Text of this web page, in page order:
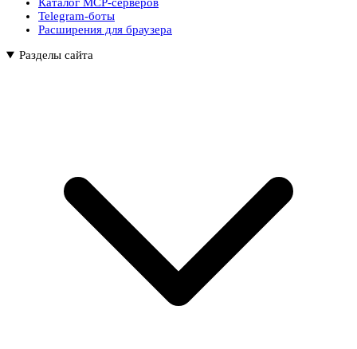
Telegram-боты
Расширения для браузера
Разделы сайта